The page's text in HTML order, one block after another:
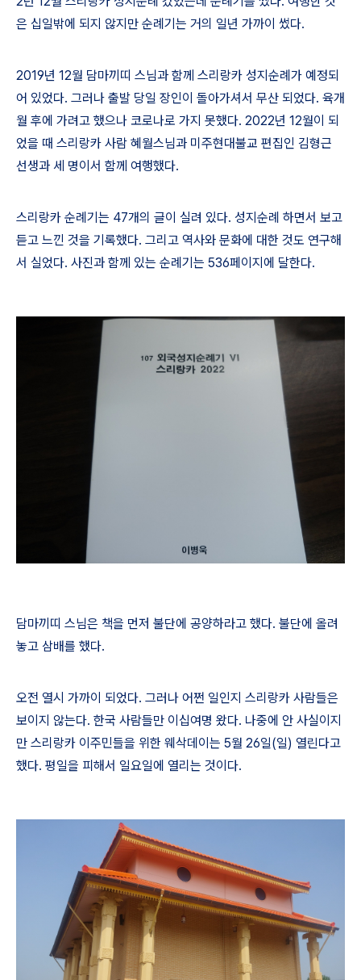
은 십일밖에 되지 않지만 순례기는 거의 일년 가까이 썼다.
2019년 12월 담마끼띠 스님과 함께 스리랑카 성지순례가 예정되
어 있었다. 그러나 출발 당일 장인이 돌아가셔서 무산 되었다. 육개
월 후에 가려고 했으나 코로나로 가지 못했다. 2022년 12월이 되
었을 때 스리랑카 사람 혜월스님과 미주현대불교 편집인 김형근
선생과 세 명이서 함께 여행했다.
스리랑카 순례기는 47개의 글이 실려 있다. 성지순례 하면서 보고
듣고 느낀 것을 기록했다. 그리고 역사와 문화에 대한 것도 연구해
서 실었다. 사진과 함께 있는 순례기는 536페이지에 달한다.
담마끼띠 스님은 책을 먼저 불단에 공양하라고 했다. 불단에 올려
놓고 삼배를 했다.
오전 열시 가까이 되었다. 그러나 어쩐 일인지 스리랑카 사람들은
보이지 않는다. 한국 사람들만 이십여명 왔다. 나중에 안 사실이지
만 스리랑카 이주민들을 위한 웨삭데이는 5월 26일(일) 열린다고
했다. 평일을 피해서 일요일에 열리는 것이다.